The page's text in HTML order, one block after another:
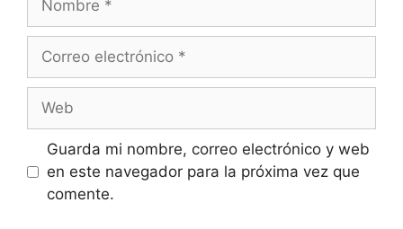
Correo
Web
Guarda mi nombre, correo electrónico y web
en este navegador para la próxima vez que
comente.